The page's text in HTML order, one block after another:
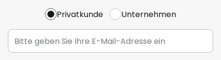
Privatkunde Unternehmen